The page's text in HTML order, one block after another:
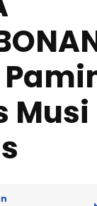
Musi